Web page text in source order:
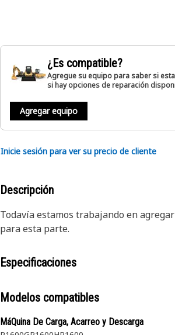
¿Es compatible?
Agregue su equipo para saber si
si hay opciones de reparación
Agregar equipo
Inicie sesión para ver su precio de cliente
Descripción
Todavía estamos trabajando en
para esta parte.
Especificaciones
Modelos compatibles
MáQuina De Carga, Acarreo y Descarga